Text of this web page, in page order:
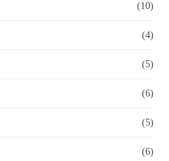
(10)
(4)
(5)
(6)
(5)
(6)